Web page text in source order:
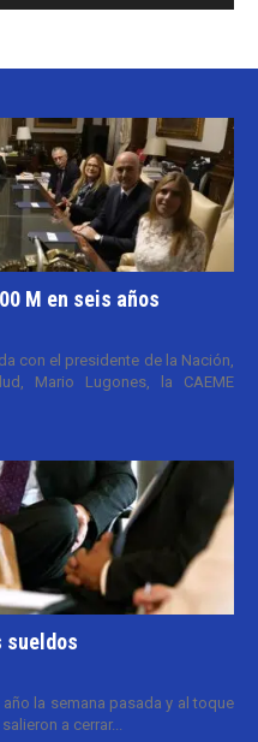
M en seis años
con el presidente de la Nación,
Mario Lugones, la CAEME
sueldos
la semana pasada y al toque
a cerrar...